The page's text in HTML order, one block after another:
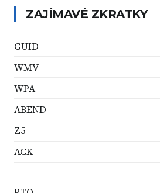
ZAJÍMAVÉ ZKRATKY
GUID
WMV
WPA
ABEND
Z5
ACK